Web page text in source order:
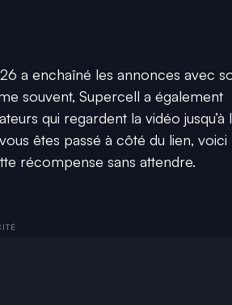
a enchaîné les annonces avec
souvent, Supercell a également
qui regardent la vidéo jusqu’à
êtes passé à côté du lien, voici
récompense sans attendre.